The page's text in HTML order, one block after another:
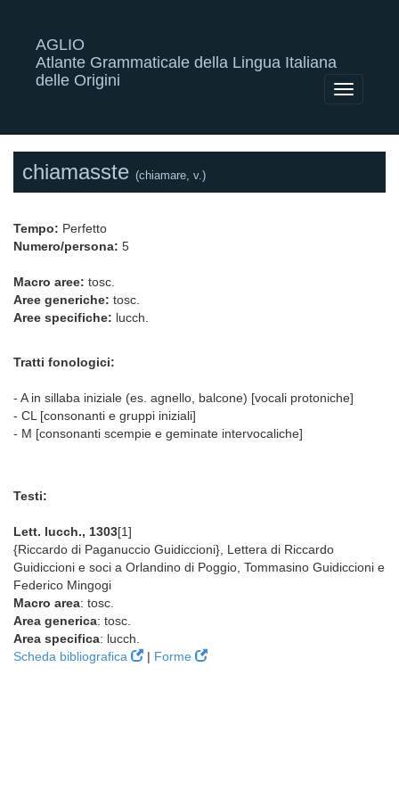
AGLIO
Atlante Grammaticale della Lingua Italiana
delle Origini
Toggle
chiamasste (chiamare, v.)
Tempo: Perfetto
Numero/persona: 5
Macro aree: tosc.
Aree generiche: tosc.
Aree specifiche: lucch.
Tratti fonologici:
- A in sillaba iniziale (es. agnello, balcone) [vocali protoniche]
- CL [consonanti e gruppi iniziali]
- M [consonanti scempie e geminate intervocaliche]
Testi:
Lett. lucch., 1303[1]
{Riccardo di Paganuccio Guidiccioni}, Lettera di Riccardo
Guidiccioni e soci a Orlandino di Poggio, Tommasino Guidiccioni e
Federico Mingogi
Macro area: tosc.
Area generica: tosc.
Area specifica: lucch.
Scheda bibliografica
| Forme